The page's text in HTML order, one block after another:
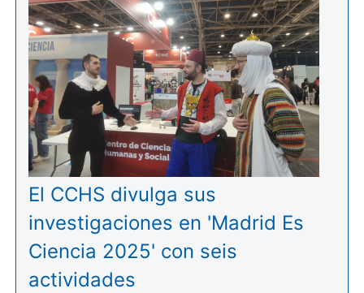
El CCHS divulga sus
investigaciones en 'Madrid Es
Ciencia 2025' con seis
actividades